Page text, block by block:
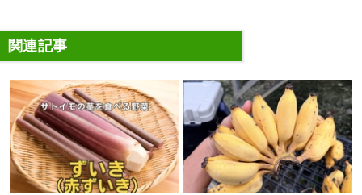
関連記事